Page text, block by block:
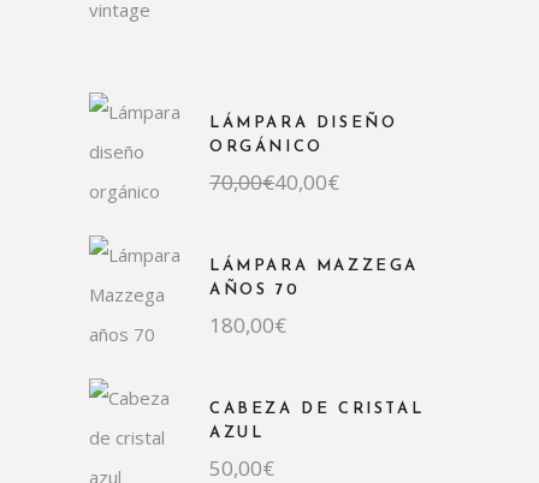
LÁMPARA DISEÑO
ORGÁNICO
70,00€40,00€
LÁMPARA MAZZEGA
AÑOS 70
180,00€
CABEZA DE CRISTAL
AZUL
50,00€